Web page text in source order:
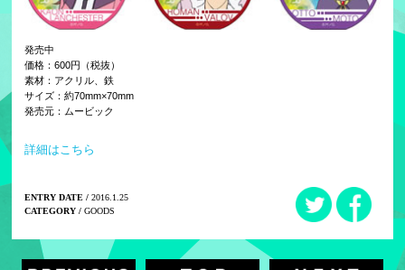
発売中
価格：600円（税抜）
素材：アクリル、鉄
サイズ：約70mm×70mm
発売元：ムービック
詳細はこちら
ENTRY DATE / 2016.1.25
CATEGORY / GOODS